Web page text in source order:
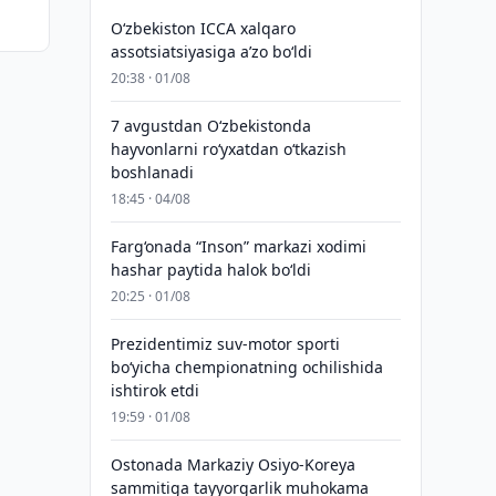
O‘zbekiston ICCA xalqaro
assotsiatsiyasiga aʼzo bo‘ldi
20:38 · 01/08
7 avgustdan O‘zbekistonda
hayvonlarni ro‘yxatdan o‘tkazish
boshlanadi
18:45 · 04/08
Farg‘onada “Inson” markazi xodimi
hashar paytida halok bo‘ldi
20:25 · 01/08
Prezidentimiz suv-motor sporti
bo‘yicha chempionatning ochilishida
ishtirok etdi
19:59 · 01/08
Ostonada Markaziy Osiyo-Koreya
sammitiga tayyorgarlik muhokama